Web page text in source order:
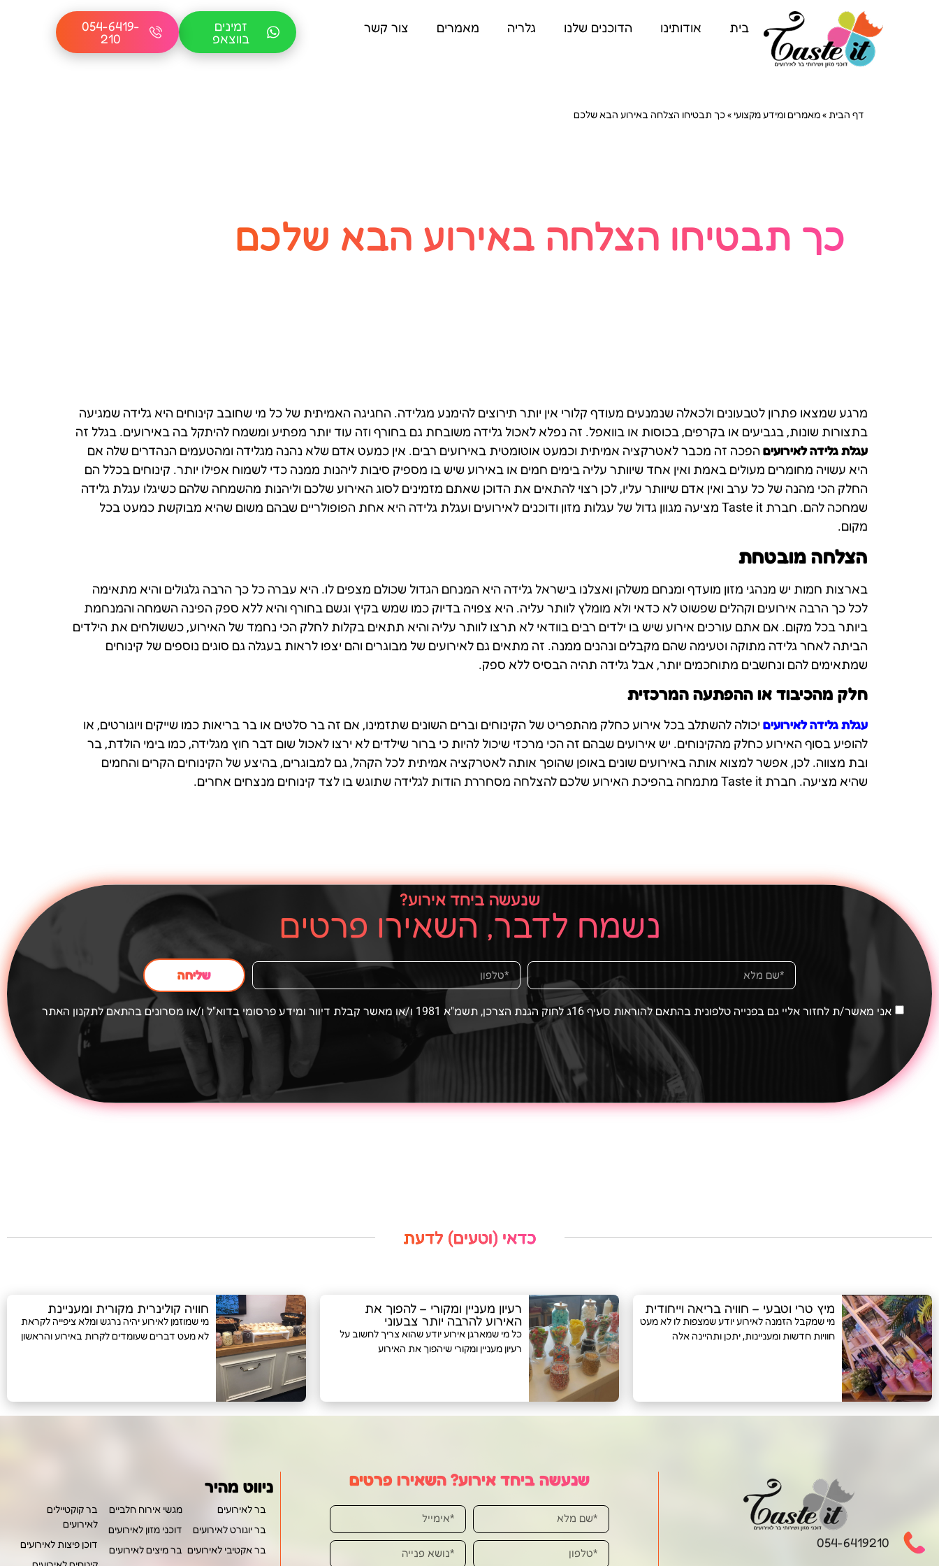
בית אודותינו הדוכנים שלנו גלריה מאמרים צור קשר
זמינים
בווצאפ
054-6419-
210
דף הבית»מאמרים ומידע מקצועי »כך תבטיחו הצלחה באירוע הבא שלכם
כך תבטיחו הצלחה באירוע הבא שלכם
מרגע שמצאו פתרון לטבעונים ולכאלה שנמנעים מעודף קלורי אין יותר תירוצים להימנע מגלידה. החגיגה האמיתית של כל מי שחובב קינוחים היא גלידה שמגיעה
בתצורות שונות, בגביעים או בקרפים, בכוסות או בוואפל. זה נפלא לאכול גלידה משובחת גם בחורף וזה עוד יותר מפתיע ומשמח להיתקל בה באירועים. בגלל זה
עגלת גלידה לאירועיםהפכה זה מכבר לאטרקציה אמיתית וכמעט אוטומטית באירועים רבים. אין כמעט אדם שלא נהנה מגלידה ומהטעמים הנהדרים שלה אם
היא עשויה מחומרים מעולים באמת ואין אחד שיוותר עליה בימים חמים או באירוע שיש בו מספיק סיבות ליהנות ממנה כדי לשמוח אפילו יותר. קינוחים בכלל הם
החלק הכי מהנה של כל ערב ואין אדם שיוותר עליו, לכן רצוי להתאים את הדוכן שאתם מזמינים לסוג האירוע שלכם וליהנות מהשמחה שלהם כשיגלו עגלת גלידה
שמחכה להם. חברת Taste it מציעה מגוון גדול של עגלות מזון ודוכנים לאירועים ועגלת גלידה היא אחת הפופולריים שבהם משום שהיא מבוקשת כמעט בכל
מקום.
הצלחה מובטחת
בארצות חמות יש מנהגי מזון מועדף ומנחם משלהן ואצלנו בישראל גלידה היא המנחם הגדול שכולם מצפים לו. היא עברה כל כך הרבה גלגולים והיא מתאימה
לכל כך הרבה אירועים וקהלים שפשוט לא כדאי ולא מומלץ לוותר עליה. היא צפויה בדיוק כמו שמש בקיץ וגשם בחורף והיא ללא ספק הפינה השמחה והמנחמת
ביותר בכל מקום. אם אתם עורכים אירוע שיש בו ילדים רבים בוודאי לא תרצו לוותר עליה והיא תתאים בקלות לחלק הכי נחמד של האירוע, כששולחים את הילדים
הביתה לאחר גלידה מתוקה וטעימה שהם מקבלים ונהנים ממנה. זה מתאים גם לאירועים של מבוגרים והם יצפו לראות בעגלה גם סוגים נוספים של קינוחים
שמתאימים להם ונחשבים מתוחכמים יותר, אבל גלידה תהיה הבסיס ללא ספק.
חלק מהכיבוד או ההפתעה המרכזית
עגלת גלידה לאירועים יכולה להשתלב בכל אירוע כחלק מהתפריט של הקינוחים וברים השונים שתזמינו, אם זה בר סלטים או בר בריאות כמו שייקים ויוגורטים, או
להופיע בסוף האירוע כחלק מהקינוחים. יש אירועים שבהם זה הכי מרכזי שיכול להיות כי ברור שילדים לא ירצו לאכול שום דבר חוץ מגלידה, כמו בימי הולדת, בר
ובת מצווה. לכן, אפשר למצוא אותה באירועים שונים באופן שהופך אותה לאטרקציה אמיתית לכל הקהל, גם למבוגרים, בהיצע של הקינוחים הקרים והחמים
שהיא מציעה. חברת Taste it מתמחה בהפיכת האירוע שלכם להצלחה מסחררת הודות לגלידה שתוגש בו לצד קינוחים מנצחים אחרים.
שנעשה ביחד אירוע?
נשמח לדבר, השאירו פרטים
אני מאשר/ת לחזור אליי גם בפנייה טלפונית בהתאם להוראות סעיף 16ג לחוק הגנת הצרכן, תשמ"א 1981 ו/או מאשר קבלת דיוור ומידע פרסומי בדוא"ל ו/או מסרונים בהתאם לתקנון האתר
שליחה
כדאי (וטעים) לדעת
מיץ טרי וטבעי – חוויה בריאה וייחודית
מי שמקבל הזמנה לאירוע יודע שמצפות לו לא מעט
חוויות חדשות ומעניינות, יתכן ותהיינה אלה
רעיון מעניין ומקורי – להפוך את
האירוע להרבה יותר צבעוני
כל מי שמארגן אירוע יודע שהוא צריך לחשוב על
רעיון מעניין ומקורי שיהפוך את האירוע
חוויה קולינרית מקורית ומעניינת
מי שמוזמן לאירוע יהיה נרגש ומלא ציפייה לקראת
לא מעט דברים שעומדים לקרות באירוע והראשון
054-6419210
שנעשה ביחד אירוע? השאירו פרטים ניווט מהיר
בר לאירועים
בר יוגורט לאירועים
בר אקטיבי לאירועים
מגשי אירוח חלביים
דוכני מזון לאירועים
בר מיצים לאירועים
בר קוקטיילים
לאירועים
דוכן פיצות לאירועים